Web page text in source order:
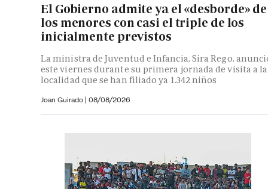
El Gobierno admite ya el «desborde» de
los menores con casi el triple de los
inicialmente previstos
La ministra de Juventud e Infancia, Sira Rego,
este viernes durante su primera jornada de visita a la
localidad que se han filiado ya 1.342 niños
Joan Guirado | 08/08/2026